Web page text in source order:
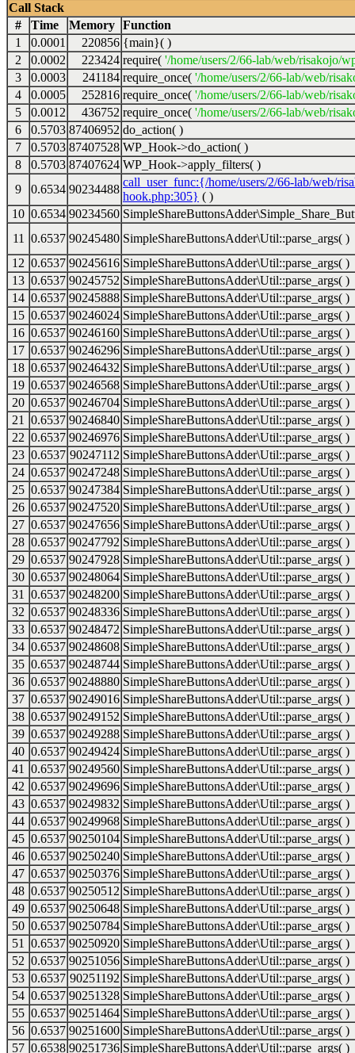
Call Stack
#
Time Memory Function
1
0.0001 220856 {main}( )
2
0.0002 223424 require( '/home/users/2/66-lab/web/risakojo/
3
0.0003 241184 require_once( '/home/users/2/66-lab/web/
4
0.0005 252816 require_once( '/home/users/2/66-lab/web/
5
0.0012 436752 require_once( '/home/users/2/66-lab/web/
6
0.5703 87406952 do_action( )
7
0.5703 87407528 WP_Hook->do_action( )
8
0.5703 87407624 WP_Hook->apply_filters( )
9
0.6534 90234488
call_user_func:{/home/users/2/66-lab/web/
hook.php:305} ( )
10 0.6534 90234560
11
0.6537 90245480 SimpleShareButtonsAdder\Util::parse_args( )
12 0.6537 90245616 SimpleShareButtonsAdder\Util::parse_args( )
13 0.6537 90245752 SimpleShareButtonsAdder\Util::parse_args( )
14 0.6537 90245888 SimpleShareButtonsAdder\Util::parse_args( )
15 0.6537 90246024 SimpleShareButtonsAdder\Util::parse_args( )
16 0.6537 90246160 SimpleShareButtonsAdder\Util::parse_args( )
17 0.6537 90246296 SimpleShareButtonsAdder\Util::parse_args( )
18 0.6537 90246432 SimpleShareButtonsAdder\Util::parse_args( )
19 0.6537 90246568 SimpleShareButtonsAdder\Util::parse_args( )
20 0.6537 90246704 SimpleShareButtonsAdder\Util::parse_args( )
21
0.6537 90246840 SimpleShareButtonsAdder\Util::parse_args( )
22 0.6537 90246976 SimpleShareButtonsAdder\Util::parse_args( )
23 0.6537 90247112 SimpleShareButtonsAdder\Util::parse_args( )
24 0.6537 90247248 SimpleShareButtonsAdder\Util::parse_args( )
25 0.6537 90247384 SimpleShareButtonsAdder\Util::parse_args( )
26 0.6537 90247520 SimpleShareButtonsAdder\Util::parse_args( )
27 0.6537 90247656 SimpleShareButtonsAdder\Util::parse_args( )
28 0.6537 90247792 SimpleShareButtonsAdder\Util::parse_args( )
29 0.6537 90247928 SimpleShareButtonsAdder\Util::parse_args( )
30 0.6537 90248064 SimpleShareButtonsAdder\Util::parse_args( )
31
0.6537 90248200 SimpleShareButtonsAdder\Util::parse_args( )
32 0.6537 90248336 SimpleShareButtonsAdder\Util::parse_args( )
33 0.6537 90248472 SimpleShareButtonsAdder\Util::parse_args( )
34 0.6537 90248608 SimpleShareButtonsAdder\Util::parse_args( )
35 0.6537 90248744 SimpleShareButtonsAdder\Util::parse_args( )
36 0.6537 90248880 SimpleShareButtonsAdder\Util::parse_args( )
37 0.6537 90249016 SimpleShareButtonsAdder\Util::parse_args( )
38 0.6537 90249152 SimpleShareButtonsAdder\Util::parse_args( )
39 0.6537 90249288 SimpleShareButtonsAdder\Util::parse_args( )
40 0.6537 90249424 SimpleShareButtonsAdder\Util::parse_args( )
41
0.6537 90249560 SimpleShareButtonsAdder\Util::parse_args( )
42 0.6537 90249696 SimpleShareButtonsAdder\Util::parse_args( )
43 0.6537 90249832 SimpleShareButtonsAdder\Util::parse_args( )
44 0.6537 90249968 SimpleShareButtonsAdder\Util::parse_args( )
45 0.6537 90250104 SimpleShareButtonsAdder\Util::parse_args( )
46 0.6537 90250240 SimpleShareButtonsAdder\Util::parse_args( )
47 0.6537 90250376 SimpleShareButtonsAdder\Util::parse_args( )
48 0.6537 90250512 SimpleShareButtonsAdder\Util::parse_args( )
49 0.6537 90250648 SimpleShareButtonsAdder\Util::parse_args( )
50 0.6537 90250784 SimpleShareButtonsAdder\Util::parse_args( )
51
0.6537 90250920 SimpleShareButtonsAdder\Util::parse_args( )
52 0.6537 90251056 SimpleShareButtonsAdder\Util::parse_args( )
53 0.6537 90251192 SimpleShareButtonsAdder\Util::parse_args( )
54 0.6537 90251328 SimpleShareButtonsAdder\Util::parse_args( )
55 0.6537 90251464 SimpleShareButtonsAdder\Util::parse_args( )
56 0.6537 90251600 SimpleShareButtonsAdder\Util::parse_args( )
57 0.6538 90251736 SimpleShareButtonsAdder\Util::parse_args( )